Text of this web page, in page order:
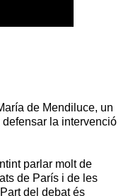
de Mendiluce, un
la intervenció
parlar molt de
de París i de les
del debat és